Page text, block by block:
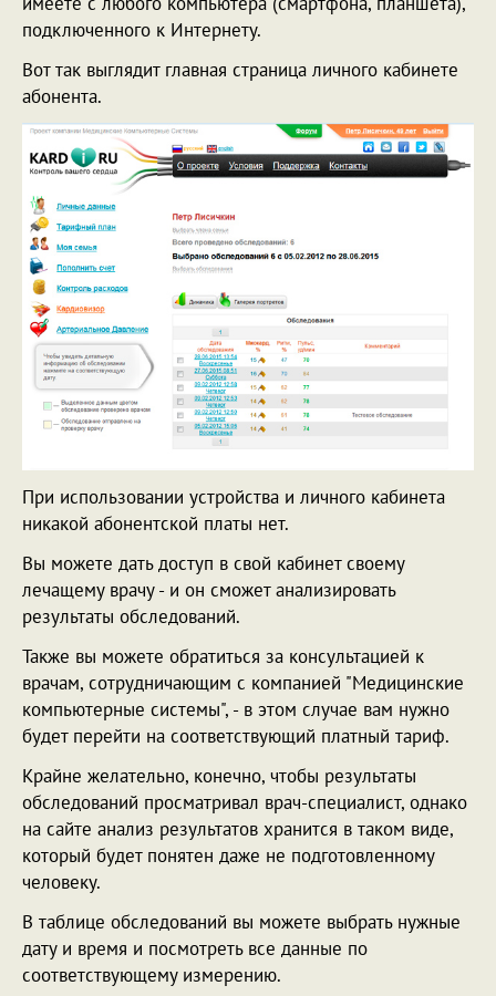
подключенного к Интернету.
Вот так выглядит главная страница личного кабинете
абонента.
При использовании устройства и личного кабинета
никакой абонентской платы нет.
Вы можете дать доступ в свой кабинет своему
лечащему врачу - и он сможет анализировать
результаты обследований.
Также вы можете обратиться за консультацией к
врачам, сотрудничающим с компанией "Медицинские
компьютерные системы", - в этом случае вам нужно
будет перейти на соответствующий платный тариф.
Крайне желательно, конечно, чтобы результаты
обследований просматривал врач-специалист, однако
на сайте анализ результатов хранится в таком виде,
который будет понятен даже не подготовленному
человеку.
В таблице обследований вы можете выбрать нужные
дату и время и посмотреть все данные по
соответствующему измерению.